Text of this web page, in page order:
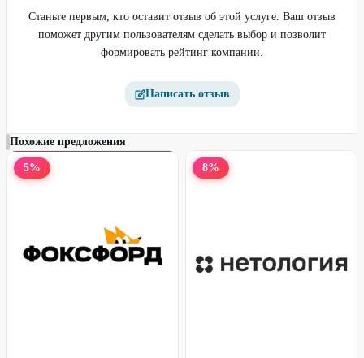
тестированию + ИИ»
Станьте первым, кто оставит отзыв об этой услуге. Ваш отзыв
поможет другим пользователям сделать выбор и позволит
формировать рейтинг компании.
Написать отзыв
Похожие предложения
5% 8%